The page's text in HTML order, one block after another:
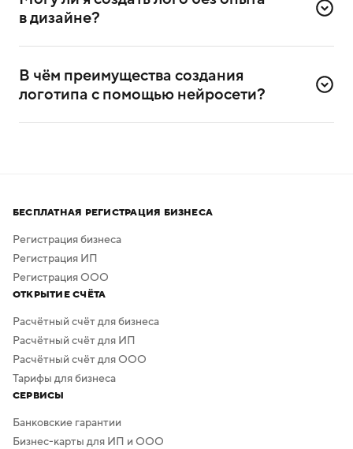
компании и её слоган (дескриптор).
в дизайне?
дизайнерского опыта. Он разработан специально для
самостоятельного создания логотипов.
В чём преимущества создания
логотипа с помощью нейросети?
а скачать результат можно бесплатно в высоком
качестве. Дополнительная обработка не нужна —
в сервисе предусмотрено скачивание логотипа без
фона.
БЕСПЛАТНАЯ РЕГИСТРАЦИЯ БИЗНЕСА
Регистрация бизнеса
Регистрация ИП
Регистрация ООО
ОТКРЫТИЕ СЧЁТА
Расчётный счёт для бизнеса
Расчётный счёт для ИП
Расчётный счёт для ООО
Тарифы для бизнеса
СЕРВИСЫ
Банковские гарантии
Бизнес-карты для ИП и ООО